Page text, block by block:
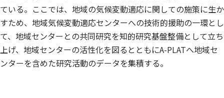
ている。ここでは、地域の気候変動適応に関しての施策に生か
すため、地域気候変動適応センターへの技術的援助の一環とし
て、地域センターとの共同研究を知的研究基盤整備として立ち
上げ、地域センターの活性化を図るとともにA-PLATへ地域セ
ンターを含めた研究活動のデータを集積する。